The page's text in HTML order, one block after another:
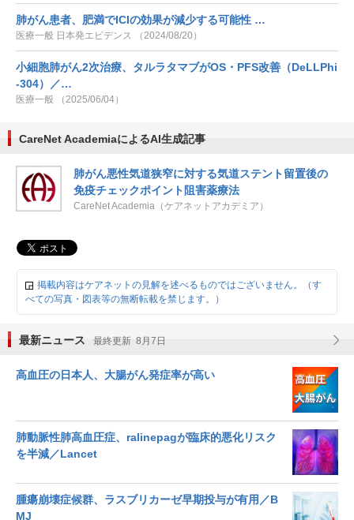
肺がん患者、肥満でICIの効果が減少する可能性 …
医療一般 日本発エビデンス （2024/08/20）
小細胞肺がん2次治療、タルラタマブがOS・PFS改善（DeLLPhi
-304）／…
医療一般 （2025/06/04）
CareNet AcademiaによるAI生成記事
肺がん悪性気道狭窄に対する気道ステント留置後の
免疫チェックポイント阻害薬療法
CareNet Academia（ケアネットアカデミア）
掲載内容はケアネットの見解を述べるものではございません。（す
べての写真・図表等の無断転載を禁じます。）
最新ニュース 最終更新 8月7日
高血圧の日本人、大腸がん発症率が高い
肺動脈性肺高血圧症、ralinepagが臨床的悪化リスク
を半減／Lancet
腫瘍崩壊症候群、ラスブリカーゼ早期投与が有用／B
MJ